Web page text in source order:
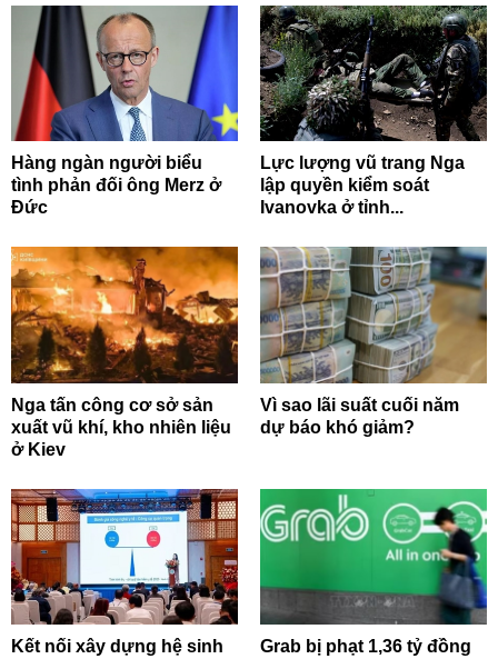
Hàng ngàn người biểu
tình phản đối ông Merz ở
Đức
Lực lượng vũ trang Nga
lập quyền kiểm soát
Ivanovka ở tỉnh...
Nga tấn công cơ sở sản
xuất vũ khí, kho nhiên liệu
ở Kiev
Vì sao lãi suất cuối năm
dự báo khó giảm?
Kết nối xây dựng hệ sinh
Grab bị phạt 1,36 tỷ đồng